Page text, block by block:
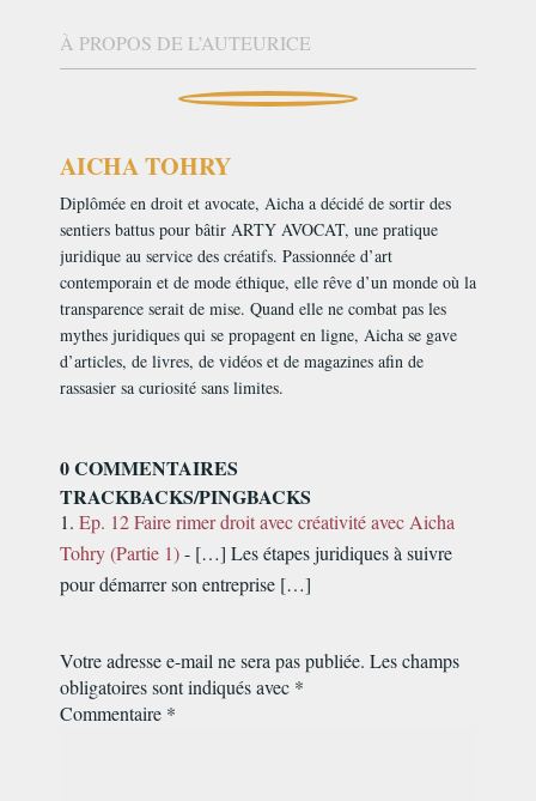
À PROPOS DE L’AUTEURICE
AICHA TOHRY
Diplômée en droit et avocate, Aicha a décidé de sortir des
sentiers battus pour bâtir ARTY AVOCAT, une pratique
juridique au service des créatifs. Passionnée d’art
contemporain et de mode éthique, elle rêve d’un monde où la
transparence serait de mise. Quand elle ne combat pas les
mythes juridiques qui se propagent en ligne, Aicha se gave
d’articles, de livres, de vidéos et de magazines afin de
rassasier sa curiosité sans limites.
0 COMMENTAIRES
TRACKBACKS/PINGBACKS
Ep. 12 Faire rimer droit avec créativité avec Aicha
Tohry (Partie 1)- […] Les étapes juridiques à suivre
pour démarrer son entreprise […]
Votre adresse e-mail ne sera pas publiée. Les champs
obligatoires sont indiqués avec *
Commentaire *